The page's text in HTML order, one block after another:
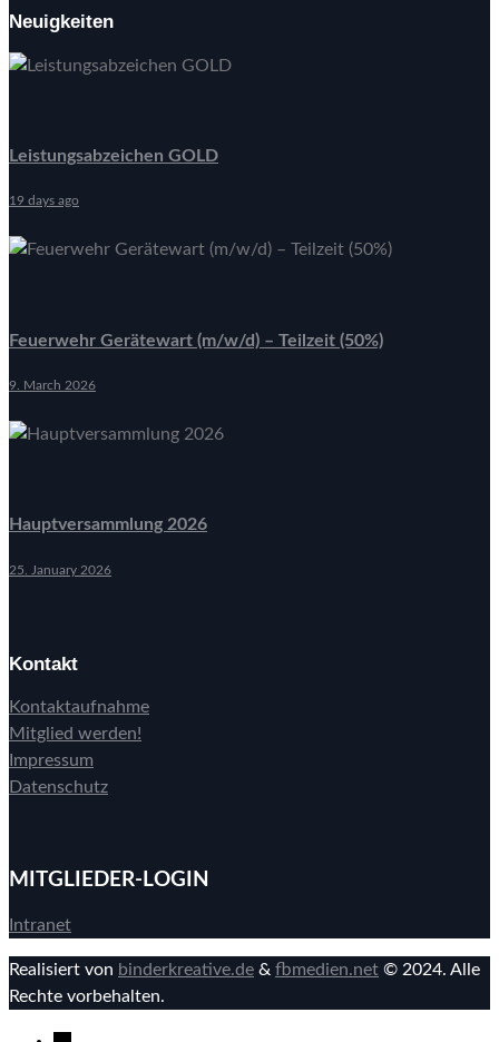
Neuigkeiten
Leistungsabzeichen GOLD
19 days ago
Feuerwehr Gerätewart (m/w/d) – Teilzeit (50%)
9. March 2026
Hauptversammlung 2026
25. January 2026
Kontakt
Kontaktaufnahme
Mitglied werden!
Impressum
Datenschutz
MITGLIEDER-LOGIN
Intranet
Realisiert von binderkreative.de & fbmedien.net © 2024. Alle
Rechte vorbehalten.